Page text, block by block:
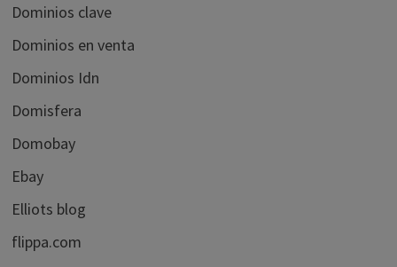
Dominios clave
Dominios en venta
Dominios Idn
Domisfera
Domobay
Ebay
Elliots blog
flippa.com